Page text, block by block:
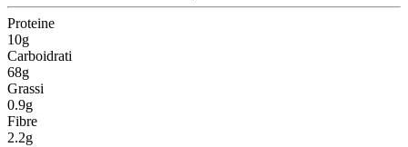
Proteine
10g
Carboidrati
68g
Grassi
0.9g
Fibre
2.2g